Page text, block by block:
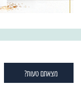
מצאתם טעות?